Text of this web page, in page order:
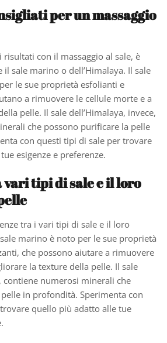
per un massaggio
con il massaggio al sale, è
sale marino o dell’Himalaya. Il sale
le sue proprietà esfolianti e
a rimuovere le cellule morte e a
pelle. Il sale dell’Himalaya, invece,
che possono purificare la pelle
con questi tipi di sale per trovare
esigenze e preferenze.
tipi di sale e il loro
tra i vari tipi di sale e il loro
marino è noto per le sue proprietà
che possono aiutare a rimuovere
la texture della pelle. Il sale
contiene numerosi minerali che
in profondità. Sperimenta con
quello più adatto alle tue